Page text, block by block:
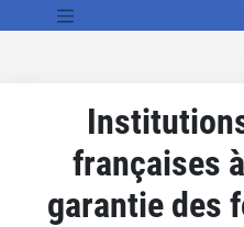
françaises
garantie des